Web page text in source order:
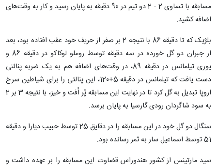
مسابقه با تساوی 2 - 2 دو تیم در 90 دقیقه به پایان رسید و کار به وقت‌های
اضافه کشید.
بلژیک که تا دقیقه 86 با نتیجه 2 بر صفر از حریف خود عقب افتاده بود، بعد
از جبران دو گل خورده در سه دقیقه توسط روملو لوکاکو در دقیقه 86 و
یوری تیلمانس در دقیقه 89، در وقت‌های اضافه هم به یک ضربه پنالتی
دست یافت که تیلمانس در دقیقه 5+120، این پنالتی را برای شیاطین سرخ
اروپا تبدیل به گل کرد تا در نهایت این مسابقه پُر اُفت و خیز، با نتیجه 3 بر 2
به سود شاگردان رودی گارسیا به پایان برسد.
سنگال دو گل خود در این مسابقه را در دقایق 25 توسط حبیب دیارا و دقیقه
51 توسط اسماعیل سار به ثمر رسانده بود.
سید مارتینس از کشور هندوراس قضاوت این مسابقه را بر عهده داشت و